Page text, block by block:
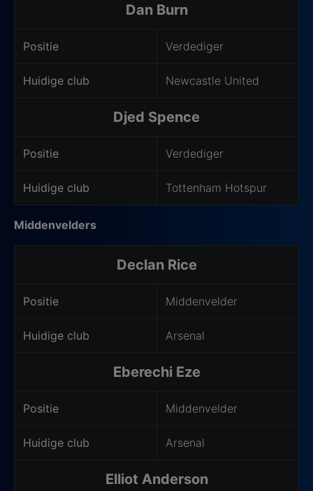
Dan Burn
Positie Verdediger
Huidige club Newcastle United
Djed Spence
Positie Verdediger
Huidige club Tottenham Hotspur
Middenvelders
Declan Rice
Positie Middenvelder
Huidige club Arsenal
Eberechi Eze
Positie Middenvelder
Huidige club Arsenal
Elliot Anderson